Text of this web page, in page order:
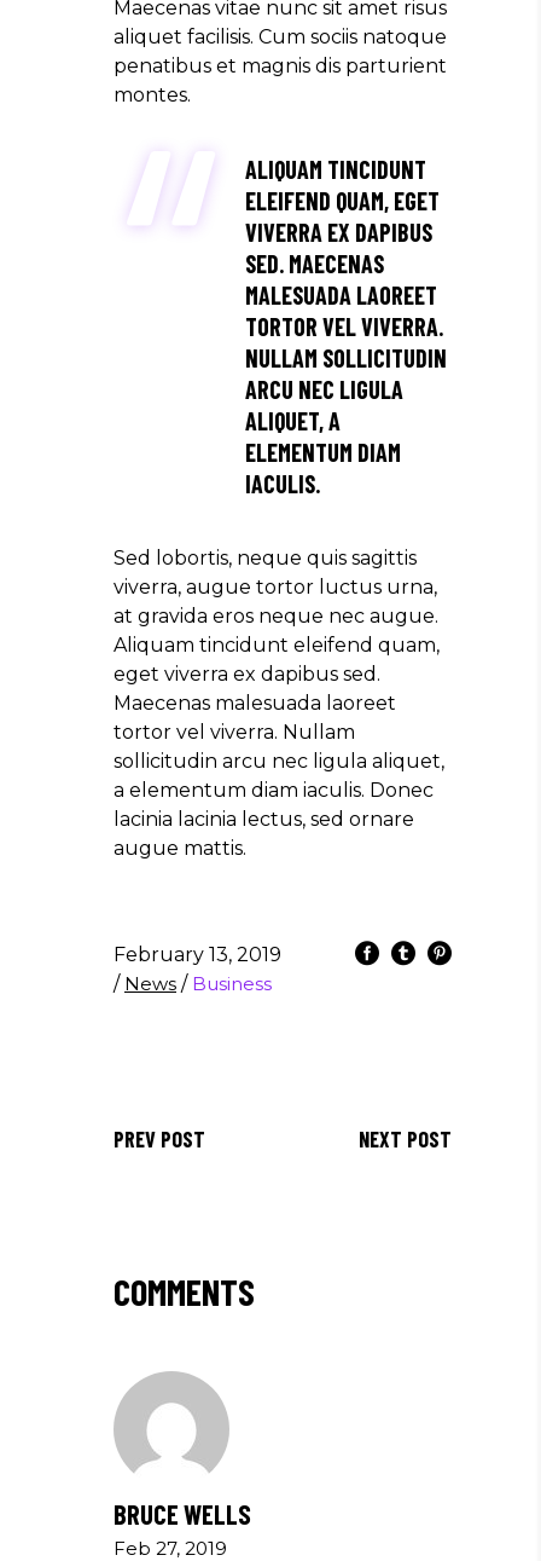
Maecenas vitae nunc sit amet risus
aliquet facilisis. Cum sociis natoque
penatibus et magnis dis parturient
montes.
ALIQUAM TINCIDUNT
ELEIFEND QUAM, EGET
VIVERRA EX DAPIBUS
SED. MAECENAS
MALESUADA LAOREET
TORTOR VEL VIVERRA.
NULLAM SOLLICITUDIN
ARCU NEC LIGULA
ALIQUET, A
ELEMENTUM DIAM
IACULIS.
Sed lobortis, neque quis sagittis
viverra, augue tortor luctus urna,
at gravida eros neque nec augue.
Aliquam tincidunt eleifend quam,
eget viverra ex dapibus sed.
Maecenas malesuada laoreet
tortor vel viverra. Nullam
sollicitudin arcu nec ligula aliquet,
a elementum diam iaculis. Donec
lacinia lacinia lectus, sed ornare
augue mattis.
February 13, 2019
/ News / Business
PREV POST NEXT POST
COMMENTS
BRUCE WELLS
Feb 27, 2019